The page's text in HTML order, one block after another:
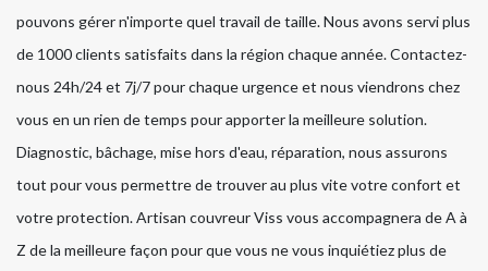
pouvons gérer n'importe quel travail de taille. Nous avons servi plus
de 1000 clients satisfaits dans la région chaque année. Contactez-
nous 24h/24 et 7j/7 pour chaque urgence et nous viendrons chez
vous en un rien de temps pour apporter la meilleure solution.
Diagnostic, bâchage, mise hors d'eau, réparation, nous assurons
tout pour vous permettre de trouver au plus vite votre confort et
votre protection. Artisan couvreur Viss vous accompagnera de A à
Z de la meilleure façon pour que vous ne vous inquiétiez plus de